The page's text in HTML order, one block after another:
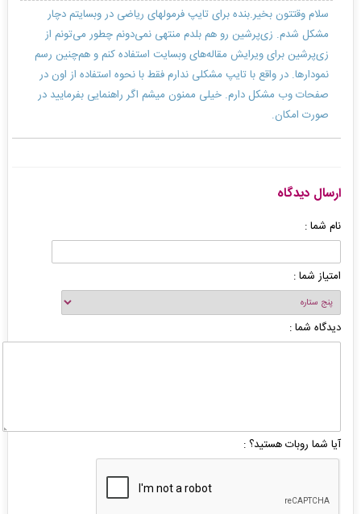
سلام وقتتون بخیر.بنده برای تایپ فرمولهای ریاضی در وبسایتم دچار
مشکل شدم. زی‌پرشین رو هم بلدم منتهی نمی‌دونم چطور می‌تونم از
زی‌پرشین برای ویرایش مقاله‌های وبسایت استفاده کنم و هم‌چنین رسم
نمودارها. در واقع با تایپ مشکلی ندارم فقط با نحوه استفاده از اون در
صفحات وب مشکل دارم. خیلی ممنون میشم اگر راهنمایی بفرمایید در
صورت امکان.
ارسال دیدگاه
نام شما :
امتیاز شما :
دیدگاه شما :
آیا شما روبات هستید؟ :